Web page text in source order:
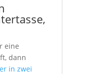
eine
dann
in zwei